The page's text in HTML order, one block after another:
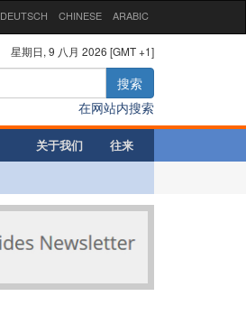
DEUTSCH CHINESE ARABIC
星期日, 9 八月 2026 [GMT +1]
搜索
在网站内搜索
关于我们 往来